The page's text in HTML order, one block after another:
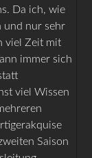
Da ich, wie
und nur sehr
viel Zeit mit
immer sich
viel Wissen
Saison